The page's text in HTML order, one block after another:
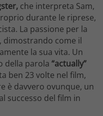
che interpreta Sam,
durante le riprese,
La passione per la
dimostrando come il
la sua vita. Un
della parola “actually”
ben 23 volte nel film,
è davvero ovunque, un
successo del film in